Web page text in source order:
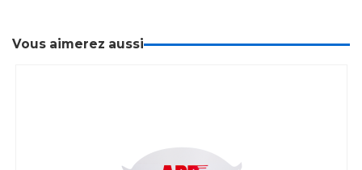
Vous aimerez aussi